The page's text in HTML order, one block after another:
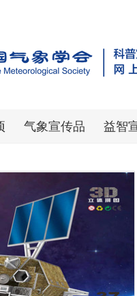
气象宣传品 益智